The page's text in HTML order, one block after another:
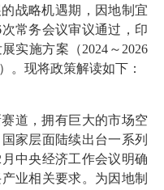
战略机遇期，因地制宜
常务会议审议通过，印
实施方案（2024～2026
。现将政策解读如下：
道，拥有巨大的市场空
家层面陆续出台一系列
中央经济工作会议明确
业相关要求。为因地制